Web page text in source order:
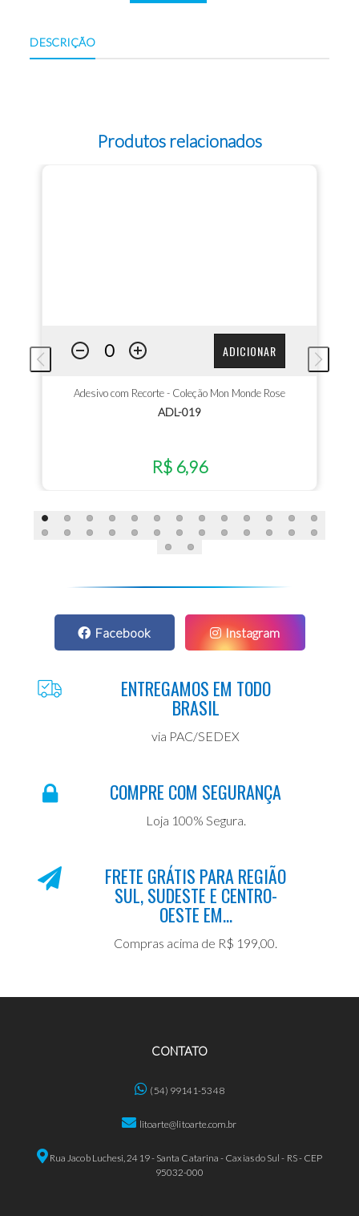
DESCRIÇÃO
Produtos relacionados
ADICIONAR
Adesivo com Recorte - Coleção Mon Monde Rose
ADL-019
R$ 6,96
Facebook Instagram
ENTREGAMOS EM TODO
BRASIL
via PAC/SEDEX
COMPRE COM SEGURANÇA
Loja 100% Segura.
FRETE GRÁTIS PARA REGIÃO
SUL, SUDESTE E CENTRO-
OESTE EM...
Compras acima de R$ 199,00.
CONTATO
(54) 99141-5348
litoarte@litoarte.com.br
Rua Jacob Luchesi, 2419 - Santa Catarina - Caxias do Sul - RS - CEP
95032-000